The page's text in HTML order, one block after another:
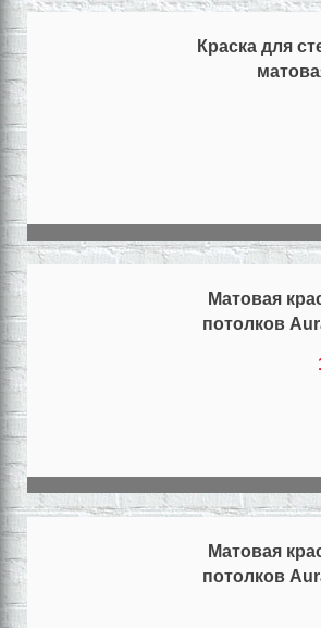
Краска для
Матовая
потолков
Матовая
потолков